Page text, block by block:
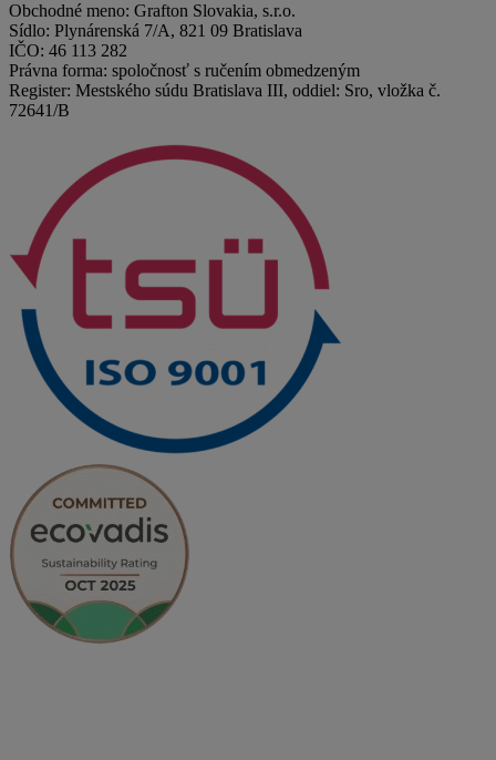
Obchodné meno: Grafton Slovakia, s.r.o.
Sídlo: Plynárenská 7/A, 821 09 Bratislava
IČO: 46 113 282
Právna forma: spoločnosť s ručením obmedzeným
Register: Mestského súdu Bratislava III, oddiel: Sro, vložka č.
72641/B